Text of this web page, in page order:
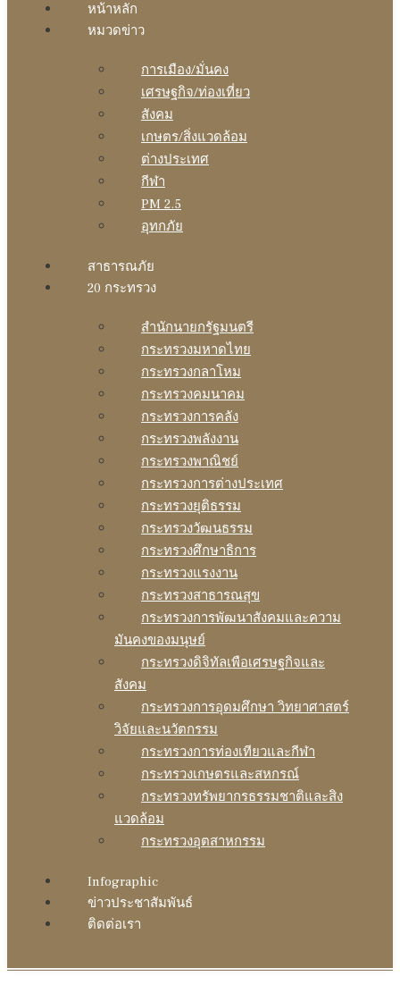
หน้าหลัก
หมวดข่าว
การเมือง/มั่นคง
เศรษฐกิจ/ท่องเที่ยว
สังคม
เกษตร/สิ่งแวดล้อม
ต่างประเทศ
กีฬา
PM 2.5
อุทกภัย
สาธารณภัย
20 กระทรวง
สํานักนายกรัฐมนตรี
กระทรวงมหาดไทย
กระทรวงกลาโหม
กระทรวงคมนาคม
กระทรวงการคลัง
กระทรวงพลังงาน
กระทรวงพาณิชย์
กระทรวงการต่างประเทศ
กระทรวงยุติธรรม
กระทรวงวัฒนธรรม
กระทรวงศึกษาธิการ
กระทรวงแรงงาน
กระทรวงสาธารณสุข
กระทรวงการพัฒนาสังคมและความ
มันคงของมนุษย์
กระทรวงดิจิทัลเพือเศรษฐกิจและ
สังคม
กระทรวงการอุดมศึกษา วิทยาศาสตร์
วิจัยและนวัตกรรม
กระทรวงการท่องเทียวและกีฬา
กระทรวงเกษตรและสหกรณ์
กระทรวงทรัพยากรธรรมชาติและสิง
แวดล้อม
กระทรวงอุตสาหกรรม
Infographic
ข่าวประชาสัมพันธ์
ติดต่อเรา